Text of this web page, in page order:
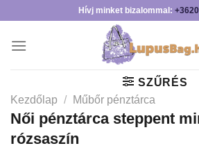
content
Hívj minket bizalommal:
SZŰRÉS
Kezdőlap / Műbőr pénztárca
Női pénztárca steppent
rózsaszín